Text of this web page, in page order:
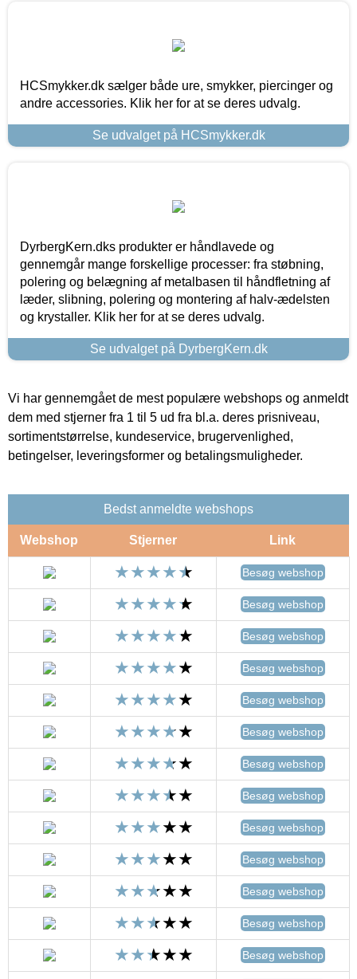
HCSmykker.dk sælger både ure, smykker, piercinger og
andre accessories. Klik her for at se deres udvalg.
Se udvalget på HCSmykker.dk
DyrbergKern.dks produkter er håndlavede og
gennemgår mange forskellige processer: fra støbning,
polering og belægning af metalbasen til håndfletning af
læder, slibning, polering og montering af halv-ædelsten
og krystaller. Klik her for at se deres udvalg.
Se udvalget på DyrbergKern.dk
Vi har gennemgået de mest populære webshops og anmeldt
dem med stjerner fra 1 til 5 ud fra bl.a. deres prisniveau,
sortimentstørrelse, kundeservice, brugervenlighed,
betingelser, leveringsformer og betalingsmuligheder.
Bedst anmeldte webshops
Webshop Stjerner Link
Besøg webshop
Besøg webshop
Besøg webshop
Besøg webshop
Besøg webshop
Besøg webshop
Besøg webshop
Besøg webshop
Besøg webshop
Besøg webshop
Besøg webshop
Besøg webshop
Besøg webshop